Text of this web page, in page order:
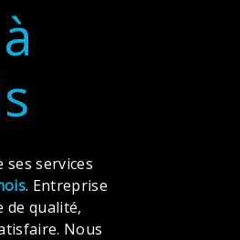
services
. Entreprise
de qualité,
Nous